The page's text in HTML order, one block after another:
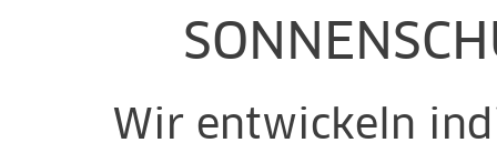
Wir entwickeln